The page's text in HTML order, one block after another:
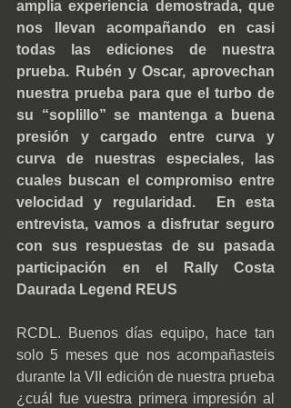
amplia experiencia demostrada, que
nos llevan acompañando en casi
todas las ediciones de nuestra
prueba. Rubén y Oscar, aprovechan
nuestra prueba para que el turbo de
su “soplillo” se mantenga a buena
presión y cargado entre curva y
curva de nuestras especiales, las
cuales buscan el compromiso entre
velocidad y regularidad.  En esta
entrevista, vamos a disfrutar seguro
con sus respuestas de su pasada
participación en el Rally Costa
Daurada Legend REUS
RCDL. Buenos días equipo, hace tan
solo 5 meses que nos acompañasteis
durante la VII edición de nuestra prueba
¿cuál fue vuestra primera impresión al